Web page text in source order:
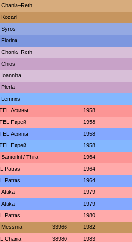
Chania–Reth.
Syros
Florina
Chania–Reth.
Chios
Ioannina
Pieria
Lemnos
Афины 1958
Пирей 1958
Афины 1958
Пирей 1958
Santorini / Thira 1964
Patras 1964
Patras 1964
Αttika 1979
Αttika 1979
Patras 1980
Messinia 33966 1982
Chania 38980 1983